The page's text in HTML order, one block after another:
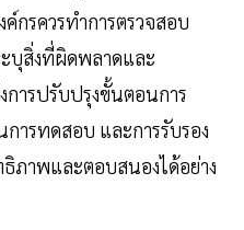
กรควรทำการตรวจสอบ
บุสิ่งที่ผิดพลาดและ
การปรับปรุงขั้นตอนการ
การทดสอบ และการรับรอง
ภาพและตอบสนองได้อย่าง